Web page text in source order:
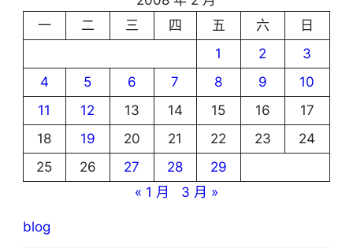
一
二 三 四 五 六
日
1
2
3
4
5 6 7 8 9
10
11
12 13 14 15 16
17
18
19 20 21 22 23
24
25
26 27 28
29
« 1 月
3 月 »
blog